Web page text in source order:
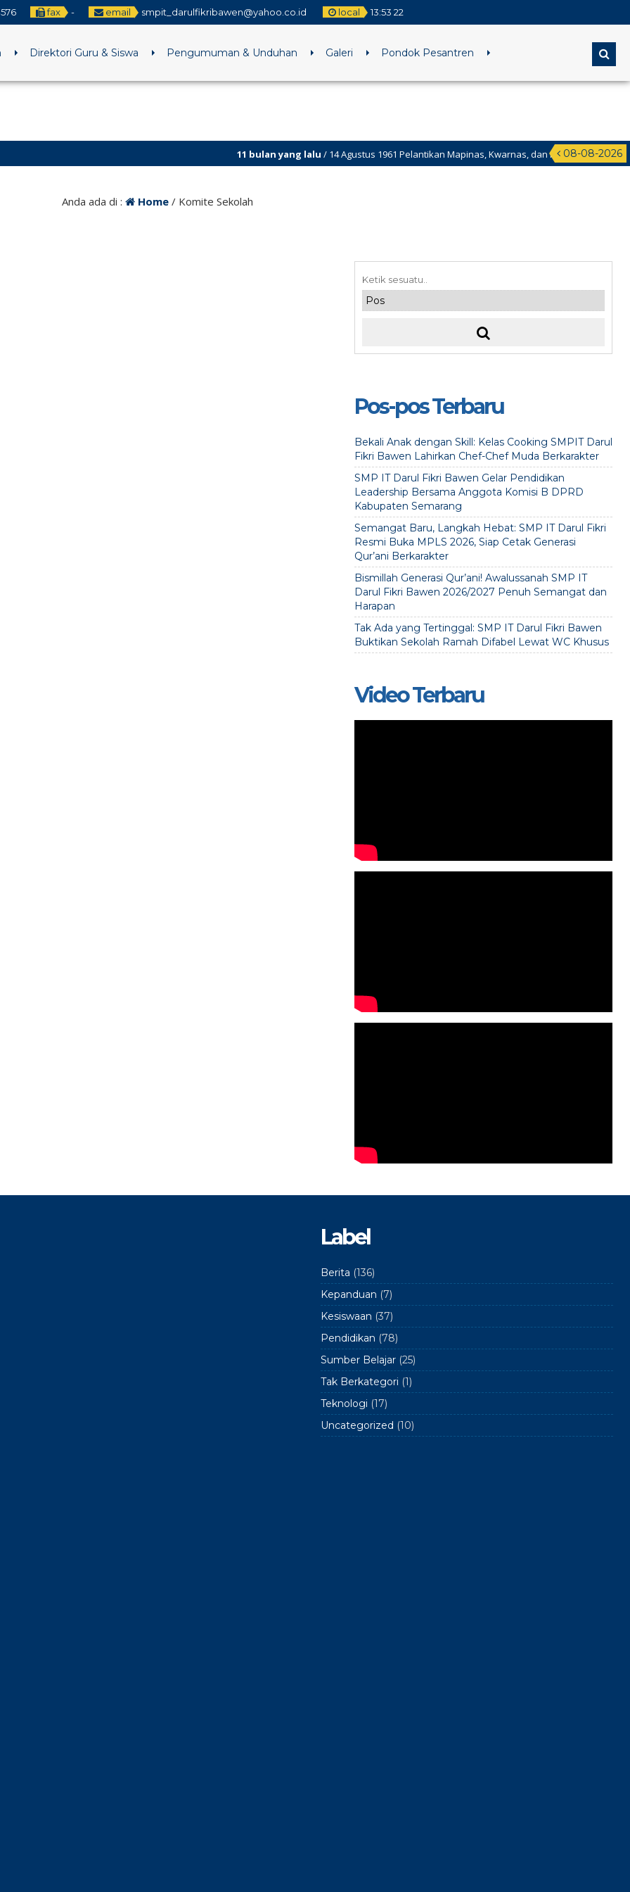
fax - email smpit_darulfikribawen@yahoo.co.id local 13:53 23
Direktori Guru & Siswa Pengumuman & Unduhan Galeri Pondok Pesantren
08-08-2026
11 bulan yang lalu/ 14 Agustus 1961 Pelantikan Mapinas, Kwarnas, dan Kwarnari di Istana
Anda ada di : Home / Komite Sekolah
Pos-pos Terbaru
Bekali Anak dengan Skill: Kelas Cooking SMPIT Darul
Fikri Bawen Lahirkan Chef-Chef Muda Berkarakter
SMP IT Darul Fikri Bawen Gelar Pendidikan
Leadership Bersama Anggota Komisi B DPRD
Kabupaten Semarang
Semangat Baru, Langkah Hebat: SMP IT Darul Fikri
Resmi Buka MPLS 2026, Siap Cetak Generasi
Qur’ani Berkarakter
Bismillah Generasi Qur’ani! Awalussanah SMP IT
Darul Fikri Bawen 2026/2027 Penuh Semangat dan
Harapan
Tak Ada yang Tertinggal: SMP IT Darul Fikri Bawen
Buktikan Sekolah Ramah Difabel Lewat WC Khusus
Video Terbaru
Label
Berita (136)
Kepanduan (7)
Kesiswaan (37)
Pendidikan (78)
Sumber Belajar(25)
Tak Berkategori (1)
Teknologi (17)
Uncategorized (10)